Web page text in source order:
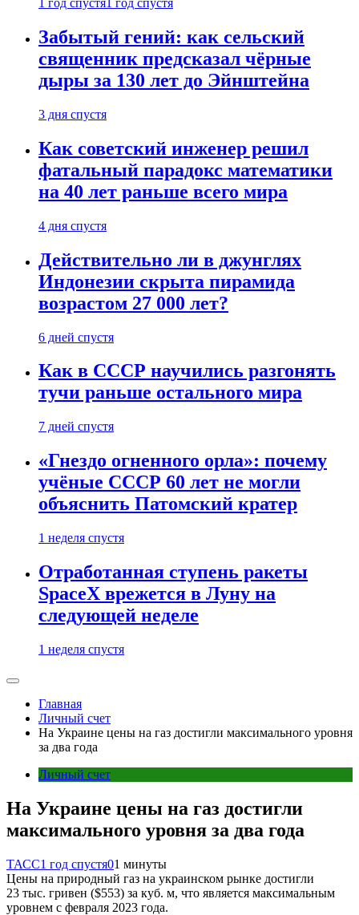
1 год спустя 1 год спустя
Забытый гений: как сельский
священник предсказал чёрные
дыры за 130 лет до Эйнштейна
3 дня спустя
Как советский инженер решил
фатальный парадокс математики
на 40 лет раньше всего мира
4 дня спустя
Действительно ли в джунглях
Индонезии скрыта пирамида
возрастом 27 000 лет?
6 дней спустя
Как в СССР научились разгонять
тучи раньше остального мира
7 дней спустя
«Гнездо огненного орла»: почему
учёные СССР 60 лет не могли
объяснить Патомский кратер
1 неделя спустя
Отработанная ступень ракеты
SpaceX врежется в Луну на
следующей неделе
1 неделя спустя
Главная
Личный счет
На Украине цены на газ достигли максимального уровня
за два года
Личный счет
На Украине цены на газ достигли
максимального уровня за два года
ТАСС1 год спустя01 минуты
Цены на природный газ на украинском рынке достигли
23 тыс. гривен ($553) за куб. м, что является максимальным
уровнем с февраля 2023 года.